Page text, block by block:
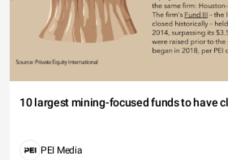
10 largest mining-focused funds to have
PEI Media